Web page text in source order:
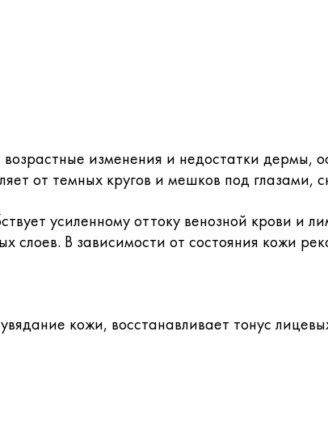
изменения и недостатки дермы,
от темных кругов и мешков под глазами,
усиленному оттоку венозной крови и
слоев. В зависимости от состояния кожи
кожи, восстанавливает тонус